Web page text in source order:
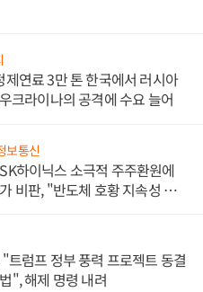
연료 3만 톤 한국에서 러시아
크라이나의 공격에 수요 늘어
보통신
하이닉스 소극적 주주환원에
비판, "반도체 호황 지속성 의
트럼프 정부 풍력 프로젝트 동결
", 해제 명령 내려